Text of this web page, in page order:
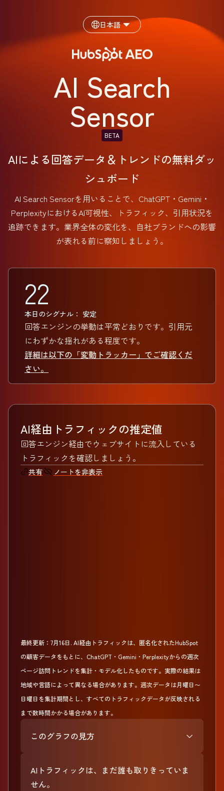
日本語
AI Search
Sensor
BETA
AIによる回答データ＆トレンドの無料ダッ
シュボード
AI Search Sensorを用いることで、ChatGPT・Gemini・
PerplexityにおけるAI可視性、トラフィック、引用状況を
追跡できます。業界全体の変化を、自社ブランドへの影響
が表れる前に察知しましょう。
22
本日のシグナル： 安定
回答エンジンの挙動は平常どおりです。引用元
にわずかな揺れがある程度です。
詳細は以下の「変動トラッカー」でご確認くだ
さい。
AI経由トラフィックの推定値
回答エンジン経由でウェブサイトに流入している
トラフィックを確認しましょう。
共有 ノートを非表示
最終更新： 7月16日. AI経由トラフィックは、匿名化されたHubSpot
の顧客データをもとに、ChatGPT・Gemini・Perplexityからの週次
ページ訪問トレンドを集計・モデル化したものです。実際の結果は
地域や言語によって異なる場合があります。週次データは月曜日〜
日曜日を集計期間とし、すべてのトラフィックデータが反映される
まで数時間かかる場合があります。
このグラフの見方
AIトラフィックは、まだ誰も取りきっていま
せん。